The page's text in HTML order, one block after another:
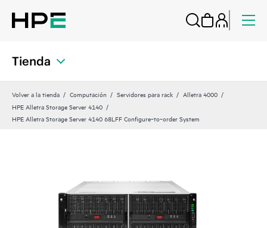
Tienda
Volver a la tienda Computación Servidores para rack
Alletra 4000
HPE Alletra Storage Server 4140
HPE Alletra Storage Server 4140 68LFF Configure‑to‑order System